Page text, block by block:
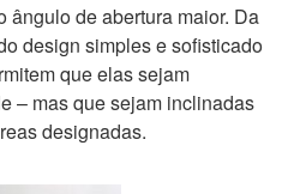
ângulo de abertura maior. Da
design simples e sofisticado
que elas sejam
– mas que sejam inclinadas
designadas.